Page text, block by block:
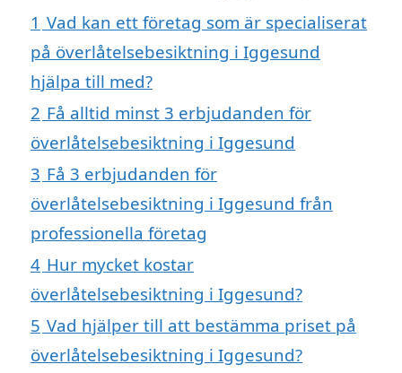
1 Vad kan ett företag som är specialiserat
på överlåtelsebesiktning i Iggesund
hjälpa till med?
2 Få alltid minst 3 erbjudanden för
överlåtelsebesiktning i Iggesund
3 Få 3 erbjudanden för
överlåtelsebesiktning i Iggesund från
professionella företag
4 Hur mycket kostar
överlåtelsebesiktning i Iggesund?
5 Vad hjälper till att bestämma priset på
överlåtelsebesiktning i Iggesund?